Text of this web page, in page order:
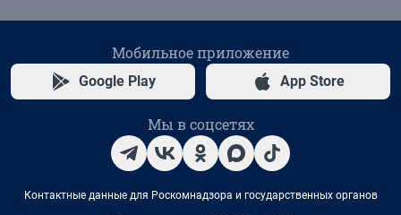
Мобильное приложение
Google Play App Store
Мы в соцсетях
Контактные данные для Роскомнадзора и государственных органов